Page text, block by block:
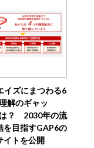
イズにまつわる6
解のギャッ
？ 2030年の流
を目指すGAP6の
イトを公開